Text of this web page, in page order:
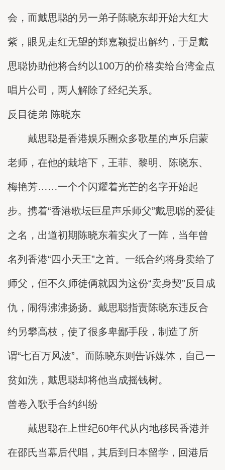
会，而戴思聪的另一弟子陈晓东却开始大红大
紫，眼见走红无望的郑嘉颖提出解约，于是戴
思聪协助他将合约以100万的价格卖给台湾金点
唱片公司，两人解除了经纪关系。
反目徒弟 陈晓东
戴思聪是香港娱乐圈众多歌星的声乐启蒙
老师，在他的栽培下，王菲、黎明、陈晓东、
梅艳芳……一个个闪耀着光芒的名字开始起
步。携着“香港歌坛巨星声乐师父”戴思聪的爱徒
之名，出道初期陈晓东着实火了一阵，当年曾
名列香港“四小天王”之首。一纸合约将身卖给了
师父，但不久师徒俩就因为这份“卖身契”反目成
仇，闹得沸沸扬扬。戴思聪指责陈晓东违反合
约另攀高枝，使了很多卑鄙手段，制造了所
谓“七百万风波”。而陈晓东则告诉媒体，自己一
贫如洗，戴思聪却将他当成摇钱树。
曾卷入歌手合约纠纷
戴思聪在上世纪60年代从内地移民香港并
在邵氏当幕后代唱，其后到日本留学，回港后